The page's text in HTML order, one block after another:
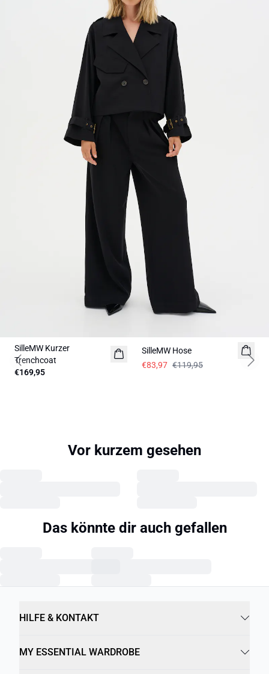
SilleMW Kurzer
Trenchcoat
€169,95
SilleMW Hose
€83,97 €119,95
Previous slide Next
Vor kurzem gesehen
Das könnte dir auch gefallen
HILFE & KONTAKT
MY ESSENTIAL WARDROBE